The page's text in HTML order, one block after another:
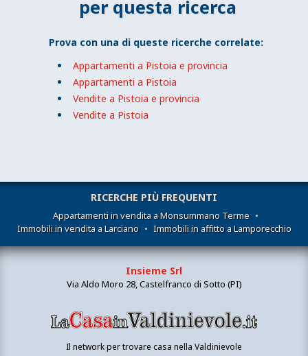
per questa ricerca
Prova con una di queste ricerche correlate:
Appartamenti a Pistoia e provincia
Appartamenti a Pistoia
Vendite a Pistoia e provincia
Vendite a Pistoia
RICERCHE PIÙ FREQUENTI
Appartamenti in vendita a Monsummano Terme •
Immobili in vendita a Larciano • Immobili in affitto a Lamporecchio
Insieme Srl
Via Aldo Moro 28, Castelfranco di Sotto (PI)
Il network per trovare casa nella Valdinievole